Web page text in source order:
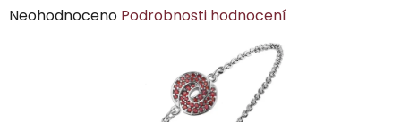
Průměrné
Neohodnoceno Podrobnosti hodnocení